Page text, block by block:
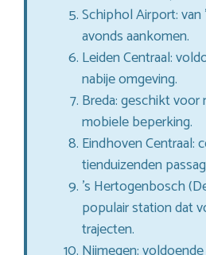
Schiphol Airport: van
avonds aankomen.
Leiden Centraal:
nabije omgeving.
Breda: geschikt
mobiele beperking.
Eindhoven Centraal:
tienduizenden
’s Hertogenbosch
populair station dat
trajecten.